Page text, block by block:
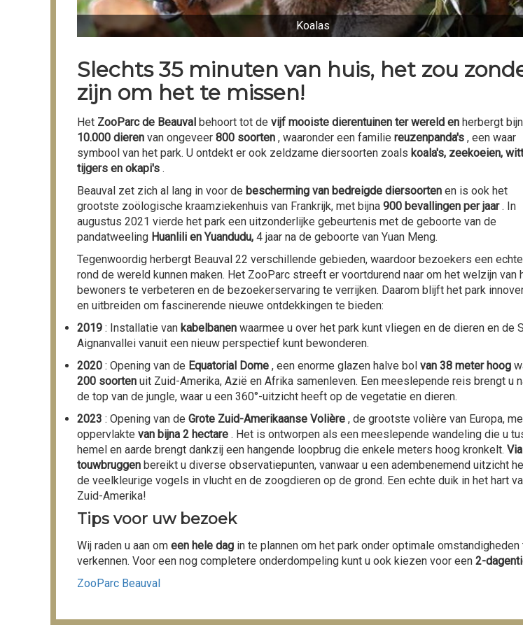
Koalas
Slechts 35 minuten van huis, het zou
zijn om het te missen!
Het ZooParc de Beauval behoort tot de vijf mooiste dierentuinen ter wereld en herbergt
10.000 dieren van ongeveer 800 soorten , waaronder een familie reuzenpanda's , een waar
symbool van het park. U ontdekt er ook zeldzame diersoorten zoals koala's, zeekoeien,
tijgers en okapi's .
Beauval zet zich al lang in voor de bescherming van bedreigde diersoorten en is ook het
grootste zoölogische kraamziekenhuis van Frankrijk, met bijna 900 bevallingen per jaar. In
augustus 2021 vierde het park een uitzonderlijke gebeurtenis met de geboorte van de
pandatweeling Huanlili en Yuandudu, 4 jaar na de geboorte van Yuan Meng.
Tegenwoordig herbergt Beauval 22 verschillende gebieden, waardoor bezoekers een
rond de wereld kunnen maken. Het ZooParc streeft er voortdurend naar om het welzijn van
bewoners te verbeteren en de bezoekerservaring te verrijken. Daarom blijft het park
en uitbreiden om fascinerende nieuwe ontdekkingen te bieden:
2019 : Installatie van kabelbanen waarmee u over het park kunt vliegen en de dieren en de
Aignanvallei vanuit een nieuw perspectief kunt bewonderen.
2020 : Opening van de Equatorial Dome , een enorme glazen halve bol van 38 meter hoog
200 soorten uit Zuid-Amerika, Azië en Afrika samenleven. Een meeslepende reis brengt u
de top van de jungle, waar u een 360°-uitzicht heeft op de vegetatie en dieren.
2023 : Opening van de Grote Zuid-Amerikaanse Volière , de grootste volière van Europa,
oppervlakte van bijna 2 hectare . Het is ontworpen als een meeslepende wandeling die u
hemel en aarde brengt dankzij een hangende loopbrug die enkele meters hoog kronkelt. Via
touwbruggen bereikt u diverse observatiepunten, vanwaar u een adembenemend uitzicht
de veelkleurige vogels in vlucht en de zoogdieren op de grond. Een echte duik in het hart
Zuid-Amerika!
Tips voor uw bezoek
Wij raden u aan om een hele dag in te plannen om het park onder optimale omstandigheden
verkennen. Voor een nog completere onderdompeling kunt u ook kiezen voor een 2-
ZooParc Beauval